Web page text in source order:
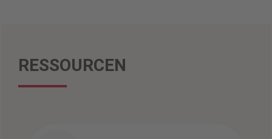
RESSOURCEN